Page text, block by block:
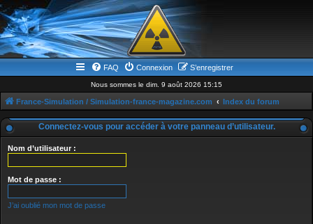
FAQ Connexion S’enregistrer
Nous sommes le dim. 9 août 2026 15:15
France-Simulation / Simulation-france-magazine.com Index du forum
Connectez-vous pour accéder à votre panneau d’utilisateur.
Nom d’utilisateur :
Mot de passe :
J’ai oublié mon mot de passe